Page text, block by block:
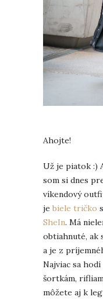
Ahojte!
Už je piatok :)
som si dnes
víkendový
je biele tričko
SheIn. Má
obtiahnuté, ak
a je z
Najviac sa
šortkám,
môžete aj k